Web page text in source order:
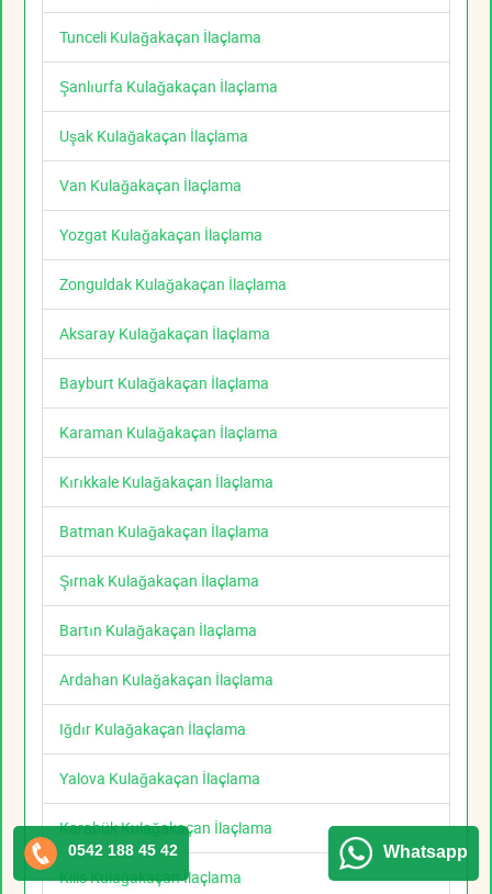
Tunceli Kulağakaçan İlaçlama
Şanlıurfa Kulağakaçan İlaçlama
Uşak Kulağakaçan İlaçlama
Van Kulağakaçan İlaçlama
Yozgat Kulağakaçan İlaçlama
Zonguldak Kulağakaçan İlaçlama
Aksaray Kulağakaçan İlaçlama
Bayburt Kulağakaçan İlaçlama
Karaman Kulağakaçan İlaçlama
Kırıkkale Kulağakaçan İlaçlama
Batman Kulağakaçan İlaçlama
Şırnak Kulağakaçan İlaçlama
Bartın Kulağakaçan İlaçlama
Ardahan Kulağakaçan İlaçlama
Iğdır Kulağakaçan İlaçlama
Yalova Kulağakaçan İlaçlama
Karabük Kulağakaçan İlaçlama
Kilis Kulağakaçan İlaçlama
0542 188 45 42 Whatsapp